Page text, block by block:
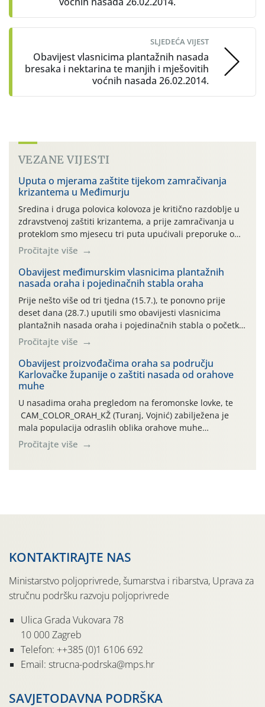
SLJEDEĆA VIJEST
Obavijest vlasnicima plantažnih nasada
bresaka i nektarina te manjih i mješovitih
voćnih nasada 26.02.2014.
VEZANE VIJESTI
Uputa o mjerama zaštite tijekom zamračivanja
krizantema u Međimurju
Sredina i druga polovica kolovoza je kritično razdoblje u
zdravstvenoj zaštiti krizantema, a prije zamračivanja u
proteklom smo mjesecu tri puta upućivali preporuke o
preventivnim mjerama zaštite krizantema od najčešćih
uzročnika bolesti, štetnika i fito-fagnih grinja (23.7., 14.7.,
06.7.)! Na početku ovog mjeseca je zabilježeno je
povijesno i ekstremno vruće meteorološko razdoblje, uz
najviše temperature […]
Pročitajte više
Obavijest međimurskim vlasnicima plantažnih
nasada oraha i pojedinačnih stabla oraha
Prije nešto više od tri tjedna (15.7.), te ponovno prije
deset dana (28.7.) uputili smo obavijesti vlasnicima
plantažnih nasada oraha i pojedinačnih stabla o početku
leta i ovogodišnjoj potrebi usmjerenog suzbijanja
orahove muhe (Rhagoletis completa)! Već dvanaest dana
traje drugi ovogodišnji “toplinski udar”, koji naročito
izražen zadnja šest dana (31.7.-05.8.), jer najviše
temperature zraka svakodnevno […]
Pročitajte više
Obavijest proizvođačima oraha sa području
Karlovačke županije o zaštiti nasada od orahove
muhe
U nasadima oraha pregledom na feromonske lovke, te
CAM_COLOR_ORAH_KŽ (Turanj, Vojnić) zabilježena je
mala populacija odraslih oblika orahove muhe
(Rhagoletis completa). Niska brojnost može se objasniti
činjenicom da je riječ o mladim nasadima s vrlo malim
Pročitajte više
KONTAKTIRAJTE NAS
Ministarstvo poljoprivrede, šumarstva i ribarstva, Uprava za
stručnu podršku razvoju poljoprivrede
Ulica Grada Vukovara 78
10 000 Zagreb
Telefon: ++385 (0)1 6106 692
Email: strucna-podrska@mps.hr
SAVJETODAVNA PODRŠKA